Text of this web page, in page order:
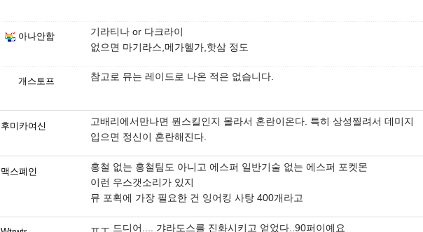
아나안함
기라티나 or 다크라이
없으면 마기라스,메가헬가,핫삼 정도
개스토프 참고로 뮤는 레이드로 나온 적은 없습니다.
후미카여신
고배리에서만나면 뭔스킬인지 몰라서 혼란이온다. 특히 상성찔려서 데미지
입으면 정신이 혼란해진다.
맥스폐인
홍철 없는 홍철팀도 아니고 에스퍼 일반기술 없는 에스퍼 포켓몬
이런 우스갯소리가 있지
뮤 포획에 가장 필요한 건 잉어킹 사탕 400개라고
ㅠㅜ 드디어.... 갸라도스를 진화시키고 얻었다..90퍼이예요